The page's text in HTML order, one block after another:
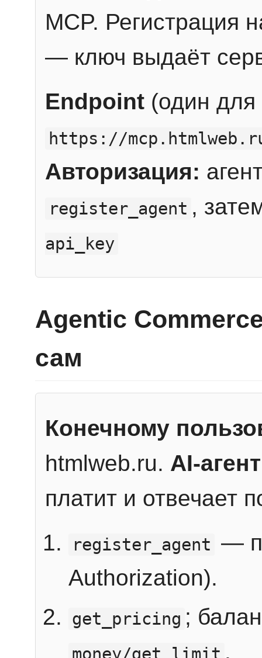
MCP. Регистрация
— ключ выдаёт
Endpoint (один для
https://
Авторизация:
register_agent ,
api_key
Agentic
сам
Конечному
htmlweb.ru. AI-агент
платит и отвечает
register_agent —
Authorization).
get_pricing ;
.